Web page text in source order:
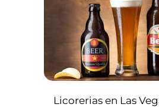
Licorerias en Las